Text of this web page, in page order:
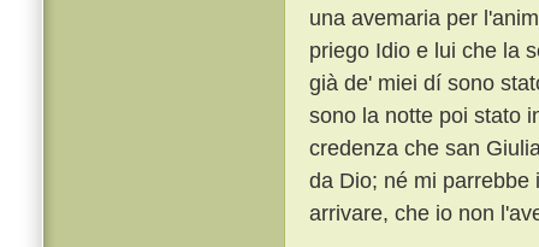
una avemaria per
priego Idio e lui che la
già de' miei dí sono
sono la notte poi stato
credenza che san
da Dio; né mi
arrivare, che io non